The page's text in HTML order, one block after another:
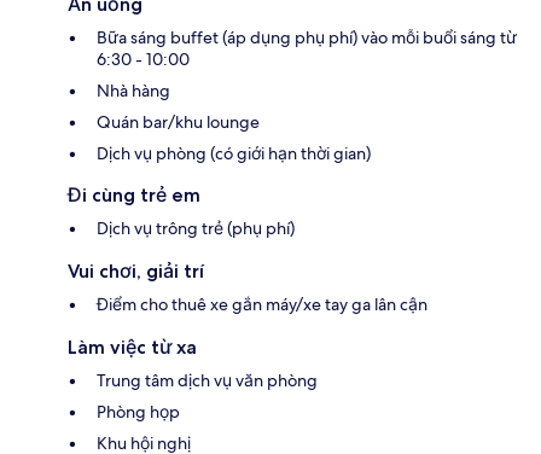
Bữa sáng buffet (áp dụng phụ phí) vào mỗi buổi sáng từ
6:30 - 10:00
Nhà hàng
Quán bar/khu lounge
Dịch vụ phòng (có giới hạn thời gian)
Đi cùng trẻ em
Dịch vụ trông trẻ (phụ phí)
Vui chơi, giải trí
Điểm cho thuê xe gắn máy/xe tay ga lân cận
Làm việc từ xa
Trung tâm dịch vụ văn phòng
Phòng họp
Khu hội nghị